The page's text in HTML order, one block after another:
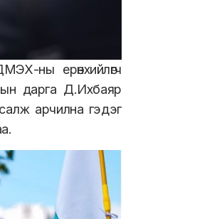
ны ерөнхийлөгч
дарга Д.Ихбаяр
арчилна гэдэг